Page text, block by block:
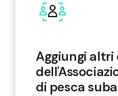
Aggiungi altri
di pesca